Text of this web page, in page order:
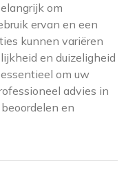
om
ervan en een
kunnen variëren
en duizeligheid
om uw
advies in
en